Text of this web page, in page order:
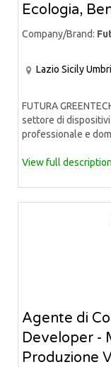
Ecologia,
Company/Brand:
Lazio Sicily
FUTURA
settore di
professionale e
View full description
Agente di
Developer -
Produzione